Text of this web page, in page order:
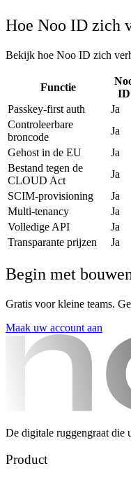
Hoe Noo ID zich
Bekijk hoe Noo ID zich
Functie
ID
Passkey-first auth
Ja
Controleerbare
broncode
Ja
Gehost in de EU
Ja
Bestand tegen de
CLOUD Act
Ja
SCIM-provisioning
Ja
Multi-tenancy
Ja
Volledige API
Ja
Transparante prijzen
Ja
Begin met
Gratis voor kleine teams.
Maak uw account aan
De digitale ruggengraat die
Product